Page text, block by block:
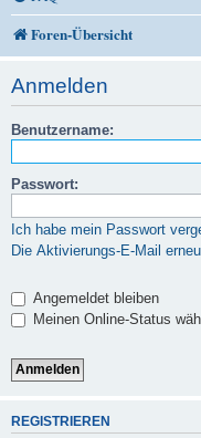
Foren-Übersicht
Anmelden
Benutzername:
Passwort:
Ich habe mein Passwort
Die Aktivierungs-E-Mail
Angemeldet bleiben
Meinen Online-Status
REGISTRIEREN